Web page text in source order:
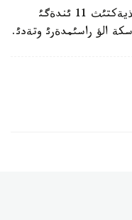
بذگئن ا ق ش-تا 2001- جئلعئ قئركذيةكتئث 11 ئندةگئ
الؤ راسئمدةرئ وتةدئ.